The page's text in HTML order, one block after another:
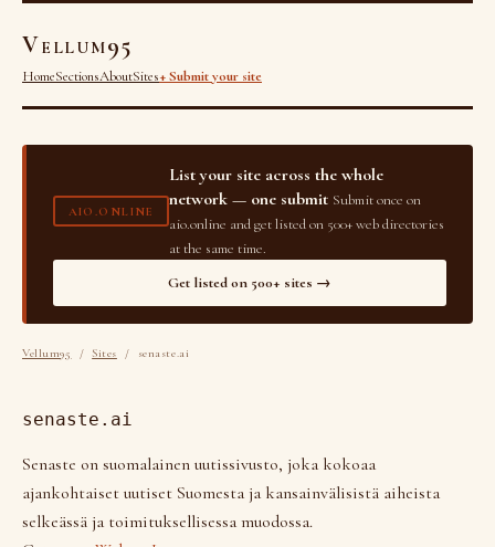
Vellum95
HomeSectionsAboutSites+ Submit your site
AIO.ONLINE
List your site across the whole
network — one submit Submit once on
aio.online and get listed on 500+ web directories
at the same time.
Get listed on 500+ sites →
Vellum95 /Sites / senaste.ai
senaste.ai
Senaste on suomalainen uutissivusto, joka kokoaa
ajankohtaiset uutiset Suomesta ja kansainvälisistä aiheista
selkeässä ja toimituksellisessa muodossa.